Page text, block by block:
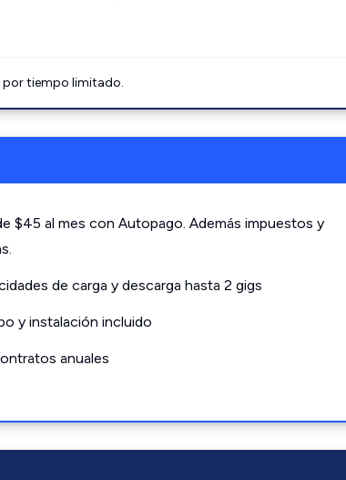
por tiempo limitado.
$45 al mes con Autopago. Además impuestos y
de carga y descarga hasta 2 gigs
y instalación incluido
anuales